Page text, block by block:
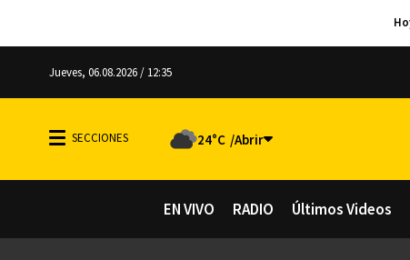
Jueves, 06.08.2026 / 12:35
24°C
EN VIVO RADIO Últimos Videos